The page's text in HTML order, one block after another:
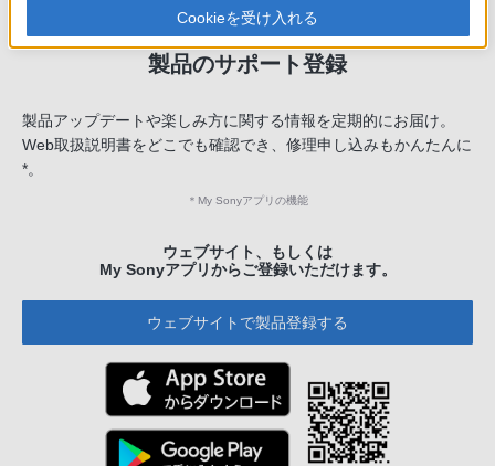
製品のサポート登録
製品アップデートや楽しみ方に関する情報を定期的にお届け。
Web取扱説明書をどこでも確認でき、修理申し込みもかんたんに
*。
＊ My Sonyアプリの機能
ウェブサイト、もしくは
My Sonyアプリからご登録いただけます。
ウェブサイトで製品登録する
Cookieを受け入れる